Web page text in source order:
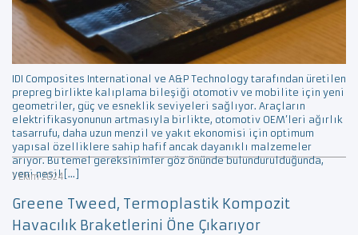
IDI Composites International ve A&P Technology tarafından üretilen
prepreg birlikte kalıplama bileşiği otomotiv ve mobilite için yeni
geometriler, güç ve esneklik seviyeleri sağlıyor. Araçların
elektrifikasyonunun artmasıyla birlikte, otomotiv OEM’leri ağırlık
tasarrufu, daha uzun menzil ve yakıt ekonomisi için optimum
yapısal özelliklere sahip hafif ancak dayanıklı malzemeler
arıyor. Bu temel gereksinimler göz önünde bulundurulduğunda,
yeni nesil […]
1 Ekim 2024
Greene Tweed, Termoplastik Kompozit
Havacılık Braketlerini Öne Çıkarıyor